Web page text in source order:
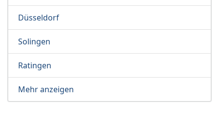
Düsseldorf
Solingen
Ratingen
Mehr anzeigen